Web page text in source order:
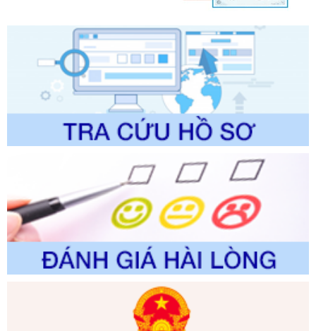
Tên: Về việc công bố Danh mục thủ tục hành chính sửa
đổi, bổ sung và phê duyệt Quy trình nội bộ, quy trình điện tử
trong giải quyết thủtục hành chính lĩnh vực biến đổi khí hậu
thuộc phạm vi giải quyết của Sở Nông nghiệp và Môi
trường
Ngày ban hành: 01/06/2026
Số kí hiệu:2300/QĐ-UBND
Tên: V/v công bố danh mục thủ tục hành chính được sửa
giải quyết thủ tục hành chính trong lĩnh vực Luật sư thuộc
phạm vi chức năng quản lý của Sở Tư pháp
Ngày ban hành: 01/06/2026
Số kí hiệu:
351/2025/NĐ-CP
Tên: Nghị định số 351/2025/NĐ-CP của Chính phủ: Quy
định chuẩn nghèo đa chiều quốc gia giai đoạn 2026 - 2030
Ngày ban hành: 29/12/2026
3014/QĐ-UBND
Tên: Quyết định về việc công bố danh mục thủ tục hành
chính ban hành mới, sửa đổi bổ sung trong lĩnh vực hỗ trợ